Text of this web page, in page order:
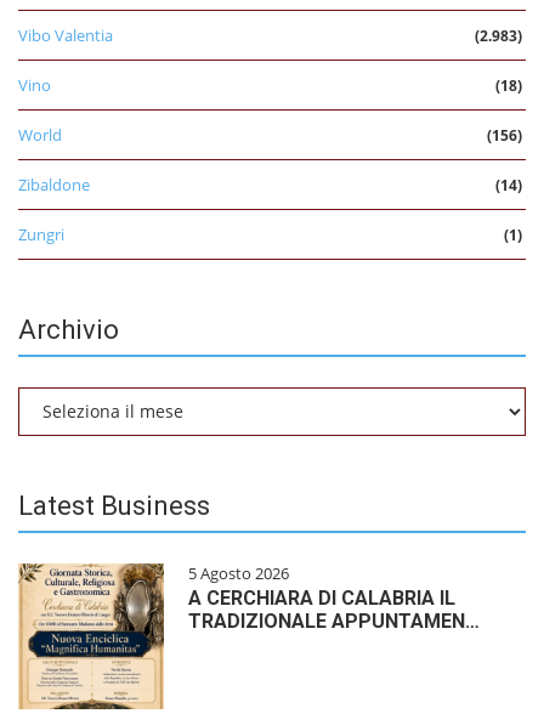
Vibo Valentia (2.983)
Vino (18)
World (156)
Zibaldone (14)
Zungri (1)
Archivio
Archivio
Latest Business
5 Agosto 2026
A CERCHIARA DI CALABRIA IL
TRADIZIONALE APPUNTAMEN…